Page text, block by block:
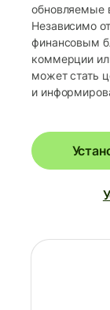
обновляемые
Независимо
финансовым
коммерции
может стать
и